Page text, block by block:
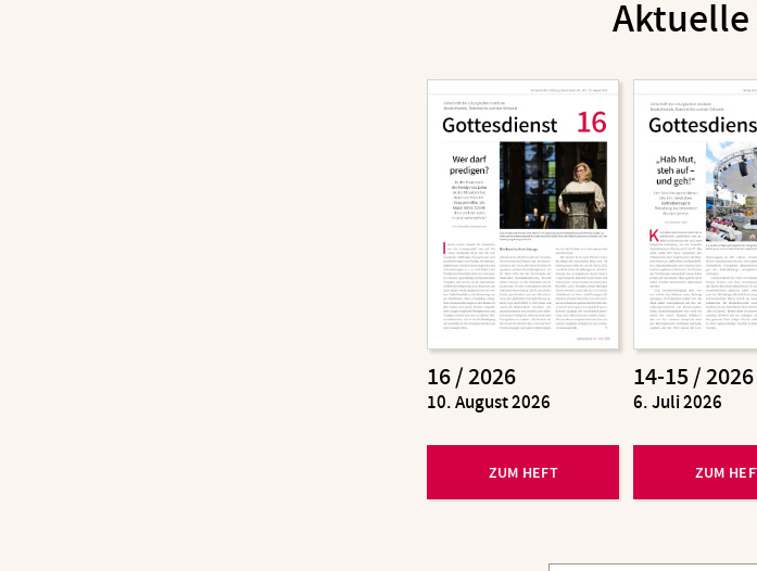
Aktuelle
16 / 2026
:
10. August 2026
ZUM HEFT
14-15 / 2026
:
6. Juli 2026
ZUM